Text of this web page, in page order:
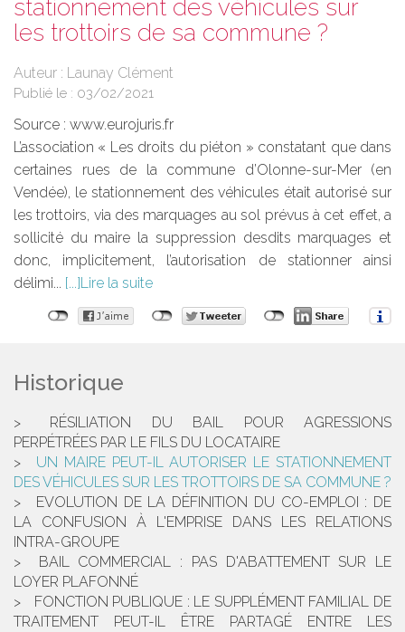
stationnement des véhicules sur
les trottoirs de sa commune ?
Auteur : Launay Clément
Publié le : 03/02/2021
Source : www.eurojuris.fr
L’association « Les droits du piéton » constatant que dans
certaines rues de la commune d’Olonne-sur-Mer (en
Vendée), le stationnement des véhicules était autorisé sur
les trottoirs, via des marquages au sol prévus à cet effet, a
sollicité du maire la suppression desdits marquages et
donc, implicitement, l’autorisation de stationner ainsi
délimi...
Lire la suite
Historique
RÉSILIATION DU BAIL POUR AGRESSIONS
PERPÉTRÉES PAR LE FILS DU LOCATAIRE
UN MAIRE PEUT-IL AUTORISER LE STATIONNEMENT
DES VÉHICULES SUR LES TROTTOIRS DE SA COMMUNE ?
EVOLUTION DE LA DÉFINITION DU CO-EMPLOI : DE
LA CONFUSION À L'EMPRISE DANS LES RELATIONS
INTRA-GROUPE
BAIL COMMERCIAL : PAS D'ABATTEMENT SUR LE
LOYER PLAFONNÉ
FONCTION PUBLIQUE : LE SUPPLÉMENT FAMILIAL DE
TRAITEMENT PEUT-IL ÊTRE PARTAGÉ ENTRE LES